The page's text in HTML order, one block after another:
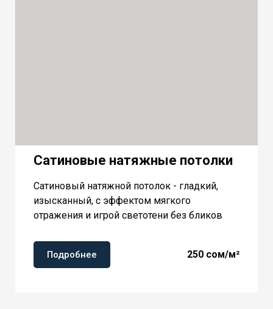
Сатиновые натяжные потолки
Сатиновый натяжной потолок - гладкий,
изысканный, с эффектом мягкого
отражения и игрой светотени без бликов
Подробнее 250 сом/м²